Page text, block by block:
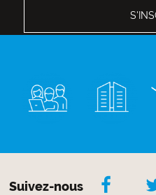
Suivez-nous